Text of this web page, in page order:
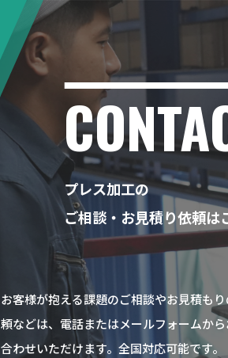
プレス加工の
ご相談・お見積り依頼は
お客様が抱える課題のご相談やお見積も
頼などは、電話またはメールフォームか
合わせいただけます。全国対応可能です。